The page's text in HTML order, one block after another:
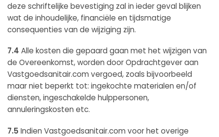
deze schriftelijke bevestiging zal in ieder geval blijken
wat de inhoudelijke, financiële en tijdsmatige
consequenties van de wijziging zijn.
7.4 Alle kosten die gepaard gaan met het wijzigen van
de Overeenkomst, worden door Opdrachtgever aan
Vastgoedsanitair.com vergoed, zoals bijvoorbeeld
maar niet beperkt tot: ingekochte materialen en/of
diensten, ingeschakelde hulppersonen,
annuleringskosten etc.
7.5 Indien Vastgoedsanitair.com voor het overige